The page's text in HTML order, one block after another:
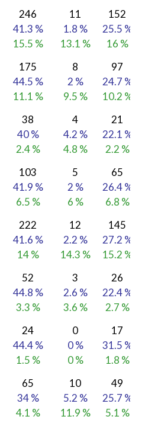
246
41.3 %
15.5 %
11
1.8 %
13.1 %
152
25.5 %
16 %
175
44.5 %
11.1 %
8
2 %
9.5 %
97
24.7 %
10.2 %
38
40 %
2.4 %
4
4.2 %
4.8 %
21
22.1 %
2.2 %
103
41.9 %
6.5 %
5
2 %
6 %
65
26.4 %
6.8 %
222
41.6 %
14 %
12
2.2 %
14.3 %
145
27.2 %
15.2 %
52
44.8 %
3.3 %
3
2.6 %
3.6 %
26
22.4 %
2.7 %
24
44.4 %
1.5 %
0
0 %
0 %
17
31.5 %
1.8 %
65
34 %
4.1 %
10
5.2 %
11.9 %
49
25.7 %
5.1 %